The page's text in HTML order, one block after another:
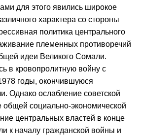
для этого явились широкое
характера со стороны
политика центрального
племенных противоречий
идеи Великого Сомали.
в кровопролитную войну с
годы, окончившуюся
Однако ослабление советской
социально-экономической
центральных властей в конце
к началу гражданской войны и